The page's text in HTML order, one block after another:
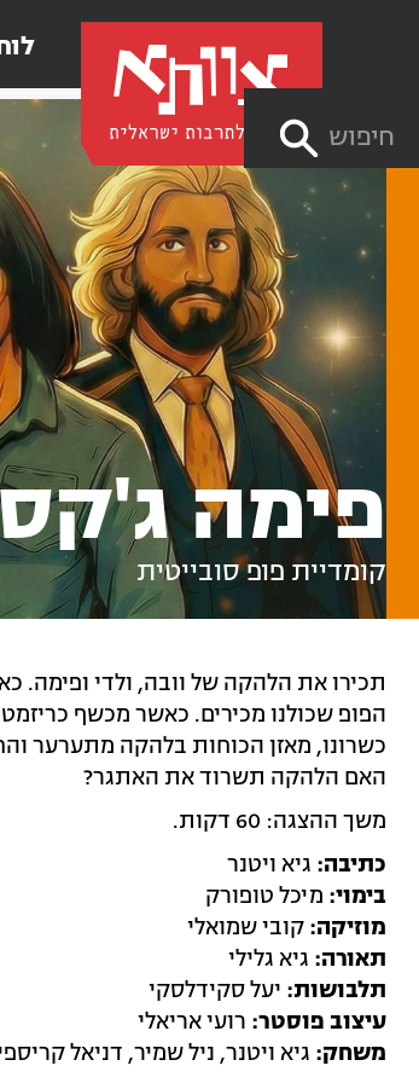
חיפוש
פימה
קומדיית פופ סובייטית
תכירו את הלהקה של וובה, ולדי ופימה.
הפופ שכולנו מכירים. כאשר מכשף
כשרונו, מאזן הכוחות בלהקה מתערער
האם הלהקה תשרוד את האתגר?
משך ההצגה: 60 דקות.
כתיבה: גיא ויטנר
בימוי: מיכל טופורק
מוזיקה: קובי שמואלי
תאורה: גיא גלילי
תלבושות: יעל סקידלסקי
עיצוב פוסטר: רועי אריאלי
משחק: גיא ויטנר, ניל שמיר, דניאל